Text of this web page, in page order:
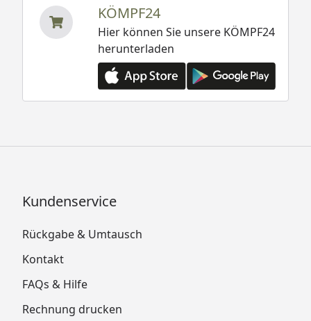
KÖMPF24
Hier können Sie unsere KÖMPF24
herunterladen
Kundenservice
Rückgabe & Umtausch
Kontakt
FAQs & Hilfe
Rechnung drucken